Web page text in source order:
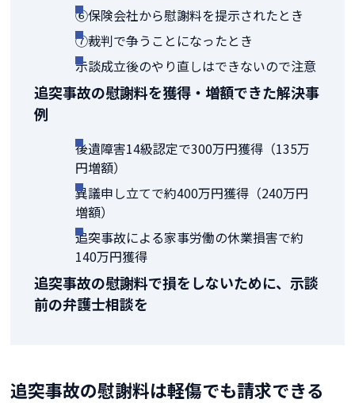
⑥保険会社から慰謝料を提示されたとき
⑦裁判で争うことになったとき
示談成立後のやり直しはできないので注意
追突事故の慰謝料を獲得・増額できた解決事
例
後遺障害14級認定で300万円獲得（135万
円増額）
異議申し立てで約400万円獲得（240万円
増額）
追突事故による家事労働の休業損害で約
140万円獲得
追突事故の慰謝料で損をしないために、示談
前の弁護士相談を
追突事故の慰謝料は軽傷でも請求できる